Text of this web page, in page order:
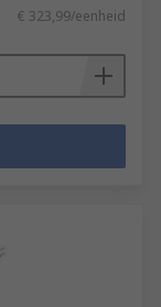
€ 323,99/eenheid